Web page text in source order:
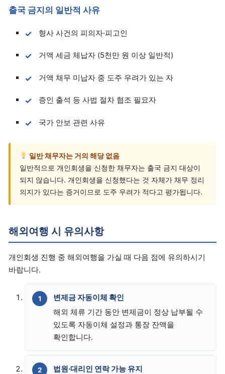
출국 금지의 일반적 사유
형사 사건의 피의자·피고인
거액 세금 체납자 (5천만 원 이상 일반적)
거액 채무 미납자 중 도주 우려가 있는 자
증인 출석 등 사법 절차 협조 필요자
국가 안보 관련 사유
일반 채무자는 거의 해당 없음
일반적으로 개인회생을 신청한 채무자는 출국 금지 대상이
되지 않습니다. 개인회생을 신청했다는 것 자체가 채무 정리
의지가 있다는 증거이므로 도주 우려가 적다고 평가됩니다.
해외여행 시 유의사항
개인회생 진행 중 해외여행을 가실 때 다음 점에 유의하시기
바랍니다.
변제금 자동이체 확인
해외 체류 기간 동안 변제금이 정상 납부될 수
있도록 자동이체 설정과 통장 잔액을
확인합니다.
법원·대리인 연락 가능 유지